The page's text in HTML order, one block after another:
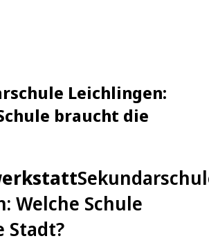
Leichlingen:
braucht die
Welche Schule
Stadt?